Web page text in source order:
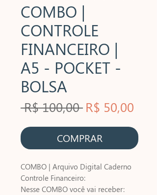
COMBO |
CONTROLE
FINANCEIRO |
A5 - POCKET -
BOLSA
R$ 100,00 Preço
normal
R$ 50,00
COMPRAR
COMBO | Arquivo Digital Caderno
Controle Financeiro:
Nesse COMBO você vai receber: